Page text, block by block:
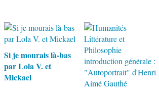
Si je mourais là-bas
par Lola V. et
Mickael